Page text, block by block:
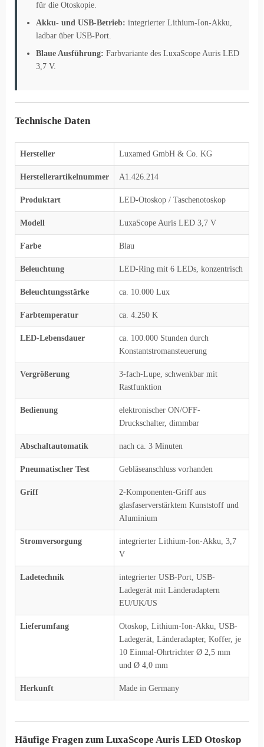
für die Otoskopie.
Akku- und USB-Betrieb: integrierter Lithium-Ion-Akku,
ladbar über USB-Port.
Blaue Ausführung: Farbvariante des LuxaScope Auris LED
3,7 V.
Technische Daten
Hersteller Luxamed GmbH & Co. KG
Herstellerartikelnummer A1.426.214
Produktart LED-Otoskop / Taschenotoskop
Modell LuxaScope Auris LED 3,7 V
Farbe Blau
Beleuchtung LED-Ring mit 6 LEDs, konzentrisch
Beleuchtungsstärke ca. 10.000 Lux
Farbtemperatur ca. 4.250 K
LED-Lebensdauer
ca. 100.000 Stunden durch
Konstantstromansteuerung
Vergrößerung
3-fach-Lupe, schwenkbar mit
Rastfunktion
Bedienung
elektronischer ON/OFF-
Druckschalter, dimmbar
Abschaltautomatik nach ca. 3 Minuten
Pneumatischer Test Gebläseanschluss vorhanden
Griff
2-Komponenten-Griff aus
glasfaserverstärktem Kunststoff und
Aluminium
Stromversorgung
integrierter Lithium-Ion-Akku, 3,7
V
Ladetechnik
integrierter USB-Port, USB-
Ladegerät mit Länderadaptern
EU/UK/US
Lieferumfang
Otoskop, Lithium-Ion-Akku, USB-
Ladegerät, Länderadapter, Koffer, je
10 Einmal-Ohrtrichter Ø 2,5 mm
und Ø 4,0 mm
Herkunft Made in Germany
Häufige Fragen zum LuxaScope Auris LED Otoskop